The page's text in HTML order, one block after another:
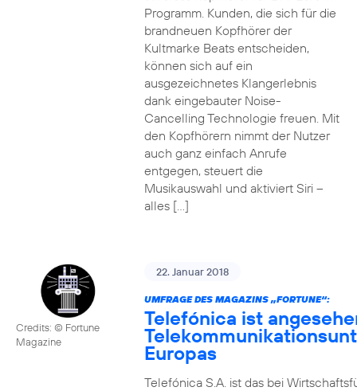
Programm. Kunden, die sich für die
brandneuen Kopfhörer der
Kultmarke Beats entscheiden,
können sich auf ein
ausgezeichnetes Klangerlebnis
dank eingebauter Noise-
Cancelling Technologie freuen. Mit
den Kopfhörern nimmt der Nutzer
auch ganz einfach Anrufe
entgegen, steuert die
Musikauswahl und aktiviert Siri –
alles […]
Credits: © Fortune
Magazine
22. Januar 2018
UMFRAGE DES MAGAZINS „FORTUNE“:
Telefónica ist
Europas
Telefónica S.A. ist das bei